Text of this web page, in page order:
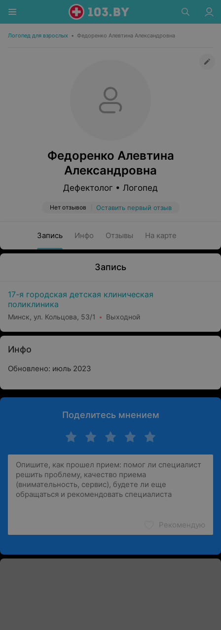
Логопед для взрослых • Федоренко Алевтина Александровна
Федоренко Алевтина
Александровна
Дефектолог • Логопед
Нет отзывов Оставить первый отзыв
Запись Инфо Отзывы На карте
Запись
17-я городская детская клиническая
поликлиника
Минск, ул. Кольцова, 53/1 Выходной
Инфо
Обновлено: июль 2023
Поделитесь мнением
Рекомендую